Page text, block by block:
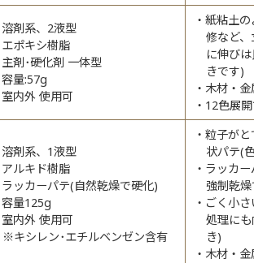
溶剤系、2液型
エポキシ樹脂
主剤･硬化剤 一体型
容量:57g
室内外 使用可
紙粘土
修など
に伸び
きです)
木材・金
12色展
溶剤系、1液型
アルキド樹脂
ラッカーパテ(自然乾燥で硬化)
容量125g
室内外 使用可
※キシレン･エチルベンゼン含有
粒子がと
状パテ(
ラッカ
強制乾燥
ごく小
処理に
き)
木材・金